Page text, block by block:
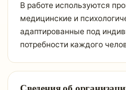
В работе используются
медицинские и
адаптированные под
потребности каждого